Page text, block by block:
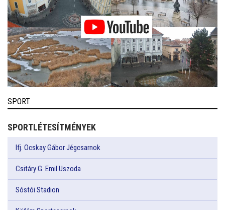
SPORT
SPORTLÉTESÍTMÉNYEK
Ifj. Ocskay Gábor Jégcsarnok
Csitáry G. Emil Uszoda
Sóstói Stadion